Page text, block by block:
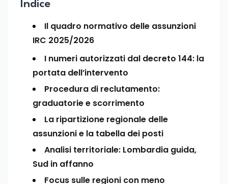
Indice
Il quadro normativo delle assunzioni
IRC 2025/2026
I numeri autorizzati dal decreto 144: la
portata dell’intervento
Procedura di reclutamento:
graduatorie e scorrimento
La ripartizione regionale delle
assunzioni e la tabella dei posti
Analisi territoriale: Lombardia guida,
Sud in affanno
Focus sulle regioni con meno